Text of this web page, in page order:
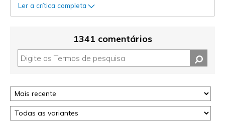
Ler a crítica completa
1341 comentários